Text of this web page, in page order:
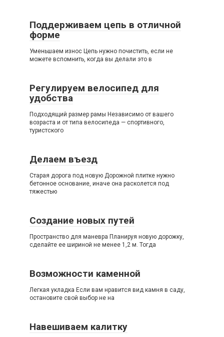
Поддерживаем цепь в отличной
форме
Уменьшаем износ Цепь нужно почистить, если не
можете вспомнить, когда вы делали это в
Регулируем велосипед для
удобства
Подходящий размер рамы Независимо от вашего
возраста и от типа велосипеда — спортивного,
туристского
Делаем въезд
Старая дорога под новую Дорожной плитке нужно
бетонное основание, иначе она расколется под
тяжестью
Создание новых путей
Пространство для маневра Планируя новую дорожку,
сделайте ее шириной не менее 1,2 м. Тогда
Возможности каменной
Легкая укладка Если вам нравится вид камня в саду,
остановите свой выбор не на
Навешиваем калитку